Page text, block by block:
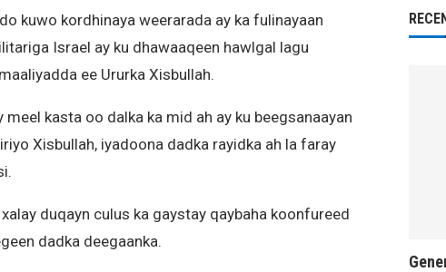
kuwo kordhinaya weerarada ay ka fulinayaan
Israel ay ku dhawaaqeen hawlgal lagu
ee Ururka Xisbullah.
kasta oo dalka ka mid ah ay ku beegsanaayan
Xisbullah, iyadoona dadka rayidka ah la faray
duqayn culus ka gaystay qaybaha koonfureed
dadka deegaanka.